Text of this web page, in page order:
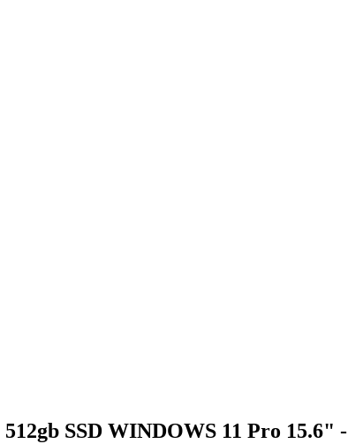
SSD WINDOWS 11 Pro 15.6" -